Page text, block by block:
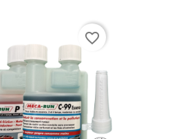
favorite_border